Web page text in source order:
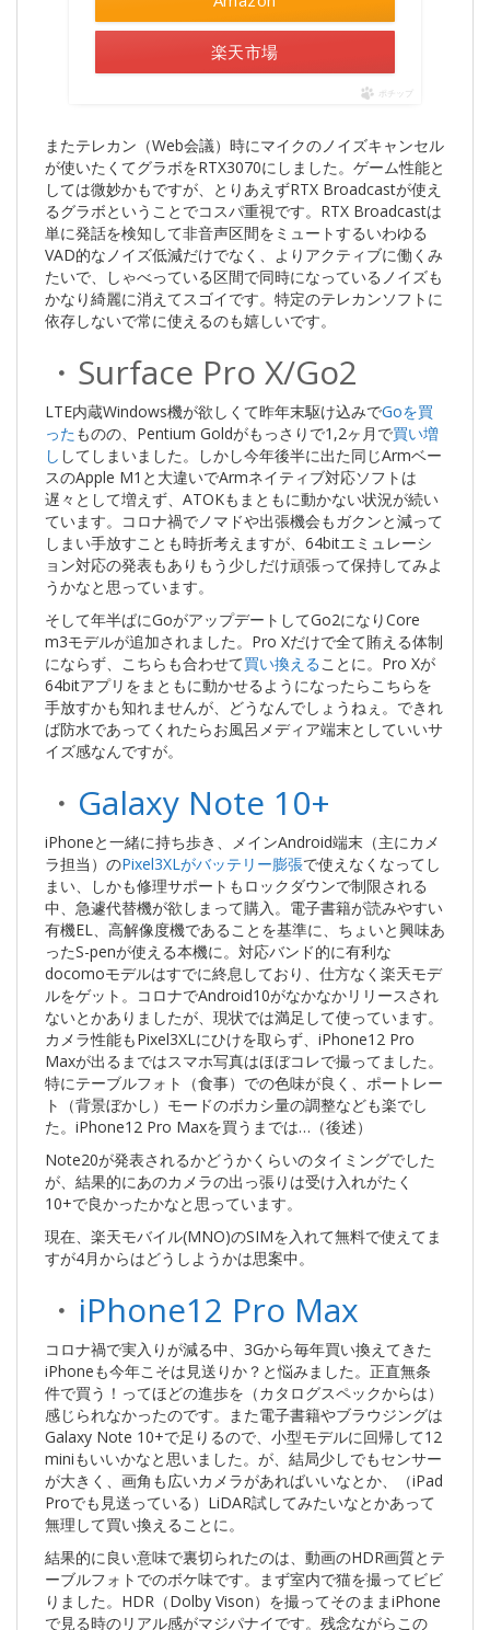
楽天市場
ポチップ
またテレカン（Web会議）時にマイクのノイズキャンセル
が使いたくてグラボをRTX3070にしました。ゲーム性能と
しては微妙かもですが、とりあえずRTX Broadcastが使え
るグラボということでコスパ重視です。RTX Broadcastは
単に発話を検知して非音声区間をミュートするいわゆる
VAD的なノイズ低減だけでなく、よりアクティブに働くみ
たいで、しゃべっている区間で同時になっているノイズも
かなり綺麗に消えてスゴイです。特定のテレカンソフトに
依存しないで常に使えるのも嬉しいです。
・Surface Pro X/Go2
LTE内蔵Windows機が欲しくて昨年末駆け込みでGoを買
ったものの、Pentium Goldがもっさりで1,2ヶ月で買い増
し してしまいました。しかし今年後半に出た同じArmベー
スのApple M1と大違いでArmネイティブ対応ソフトは
遅々として増えず、ATOKもまともに動かない状況が続い
ています。コロナ禍でノマドや出張機会もガクンと減って
しまい手放すことも時折考えますが、64bitエミュレーシ
ョン対応の発表もありもう少しだけ頑張って保持してみよ
うかなと思っています。
そして年半ばにGoがアップデートしてGo2になりCore
m3モデルが追加されました。Pro Xだけで全て賄える体制
にならず、こちらも合わせて買い換えることに。Pro Xが
64bitアプリをまともに動かせるようになったらこちらを
手放すかも知れませんが、どうなんでしょうねぇ。できれ
ば防水であってくれたらお風呂メディア端末としていいサ
イズ感なんですが。
・ Galaxy Note 10+
iPhoneと一緒に持ち歩き、メインAndroid端末（主にカメ
ラ担当）のPixel3XLがバッテリー膨張で使えなくなってし
まい、しかも修理サポートもロックダウンで制限される
中、急遽代替機が欲しまって購入。電子書籍が読みやすい
有機EL、高解像度機であることを基準に、ちょいと興味あ
ったS-penが使える本機に。対応バンド的に有利な
docomoモデルはすでに終息しており、仕方なく楽天モデ
ルをゲット。コロナでAndroid10がなかなかリリースされ
ないとかありましたが、現状では満足して使っています。
カメラ性能もPixel3XLにひけを取らず、iPhone12 Pro
Maxが出るまではスマホ写真はほぼコレで撮ってました。
特にテーブルフォト（食事）での色味が良く、ポートレー
ト（背景ぼかし）モードのボカシ量の調整なども楽でし
た。iPhone12 Pro Maxを買うまでは…（後述）
Note20が発表されるかどうかくらいのタイミングでした
が、結果的にあのカメラの出っ張りは受け入れがたく
10+で良かったかなと思っています。
現在、楽天モバイル(MNO)のSIMを入れて無料で使えてま
すが4月からはどうしようかは思案中。
・ iPhone12 Pro Max
コロナ禍で実入りが減る中、3Gから毎年買い換えてきた
iPhoneも今年こそは見送りか？と悩みました。正直無条
件で買う！ってほどの進歩を（カタログスペックからは）
感じられなかったのです。また電子書籍やブラウジングは
Galaxy Note 10+で足りるので、小型モデルに回帰して12
miniもいいかなと思いました。が、結局少しでもセンサー
が大きく、画角も広いカメラがあればいいなとか、（iPad
Proでも見送っている）LiDAR試してみたいなとかあって
無理して買い換えることに。
結果的に良い意味で裏切られたのは、動画のHDR画質とテ
ーブルフォトでのボケ味です。まず室内で猫を撮ってビビ
りました。HDR（Dolby Vison）を撮ってそのままiPhone
で見る時のリアル感がマジパナイです。残念ながらこの